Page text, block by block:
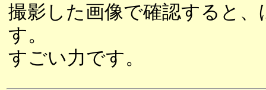
撮影した画像で確認すると
す。
すごい力です。